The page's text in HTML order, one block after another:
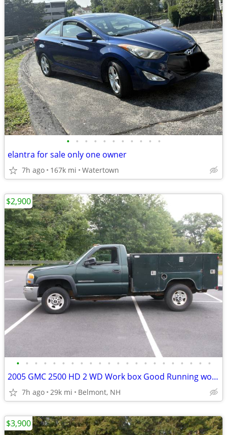
• • • • • • • • • • •
elantra for sale only one owner
7h ago 167k mi Watertown
• • • • • • • • • • • • • • • • • • • • • •
2005 GMC 2500 HD 2 WD Work box Good Running work rig
7h ago 29k mi Belmont, NH
$2,900
$3,900